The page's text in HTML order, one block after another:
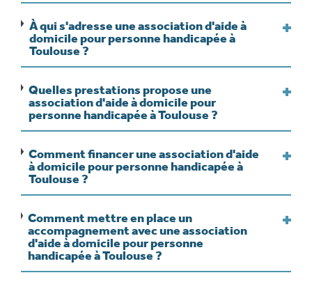
À qui s'adresse une association d'aide à
domicile pour personne handicapée à
Toulouse ?
Quelles prestations propose une
association d'aide à domicile pour
personne handicapée à Toulouse ?
Comment financer une association d'aide
à domicile pour personne handicapée à
Toulouse ?
Comment mettre en place un
accompagnement avec une association
d'aide à domicile pour personne
handicapée à Toulouse ?